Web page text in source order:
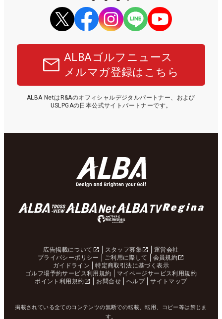
ALBAゴルフニュース
メルマガ登録はこちら
ALBA NetはR&Aのオフィシャルデジタルパートナー、および
USLPGAの日本公式サイトパートナーです。
広告掲載について スタッフ募集
運営会社
プライバシーポリシー
ご利用に際して
会員規約
ガイドライン
特定商取引法に基づく表示
ゴルフ場予約サービス利用規約
マイページサービス利用規約
ポイント利用規約
お問合せ ヘルプ サイトマップ
掲載されている全てのコンテンツの無断での転載、転用、コピー等は禁じま
す。